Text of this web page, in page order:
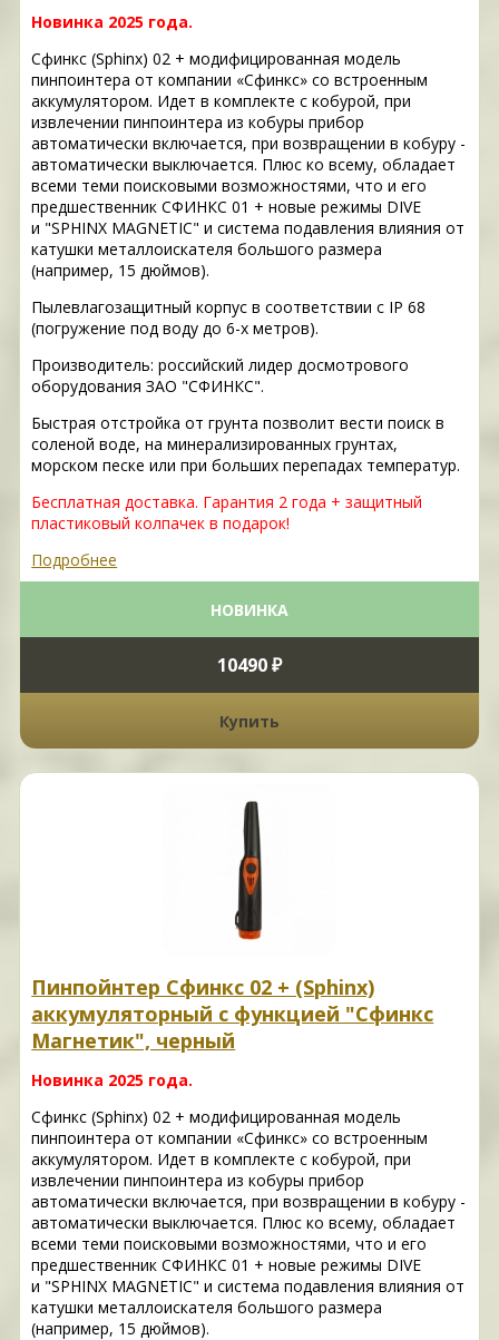
Новинка 2025 года.
Сфинкс (Sphinx) 02 + модифицированная модель
пинпоинтера от компании «Сфинкс» со встроенным
аккумулятором. Идет в комплекте с кобурой, при
извлечении пинпоинтера из кобуры прибор
автоматически включается, при возвращении в кобуру -
автоматически выключается. Плюс ко всему, обладает
всеми теми поисковыми возможностями, что и его
предшественник СФИНКС 01 + новые режимы DIVE
и "SPHINX MAGNETIC" и система подавления влияния от
катушки металлоискателя большого размера
(например, 15 дюймов).
Пылевлагозащитный корпус в соответствии с IP 68
(погружение под воду до 6-х метров).
Производитель: российский лидер досмотрового
оборудования ЗАО "СФИНКС".
Быстрая отстройка от грунта позволит вести поиск в
соленой воде, на минерализированных грунтах,
морском песке или при больших перепадах температур.
Бесплатная доставка. Гарантия 2 года + защитный
пластиковый колпачек в подарок!
Подробнее
НОВИНКА
10490 ₽
Купить
Пинпойнтер Сфинкс 02 + (Sphinx)
аккумуляторный с функцией "Сфинкс
Магнетик", черный
Новинка 2025 года.
Сфинкс (Sphinx) 02 + модифицированная модель
пинпоинтера от компании «Сфинкс» со встроенным
аккумулятором. Идет в комплекте с кобурой, при
извлечении пинпоинтера из кобуры прибор
автоматически включается, при возвращении в кобуру -
автоматически выключается. Плюс ко всему, обладает
всеми теми поисковыми возможностями, что и его
предшественник СФИНКС 01 + новые режимы DIVE
и "SPHINX MAGNETIC" и система подавления влияния от
катушки металлоискателя большого размера
(например, 15 дюймов).